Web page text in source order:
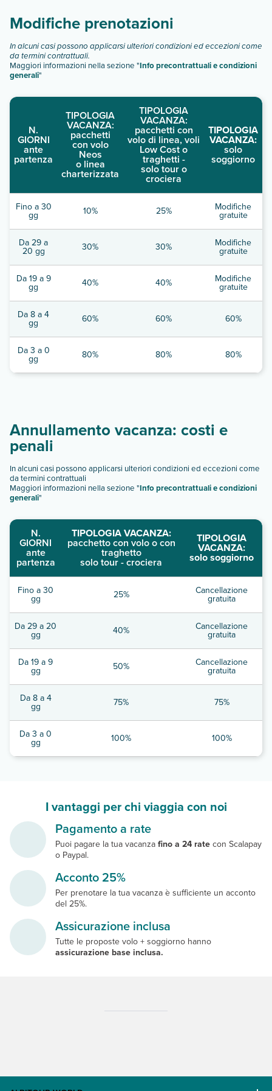
Modifiche prenotazioni
In alcuni casi possono applicarsi ulteriori condizioni ed eccezioni come
da termini contrattuali.
Maggiori informazioni nella sezione "Info precontrattuali e condizioni
generali"
N.
GIORNI
ante
partenza
TIPOLOGIA
VACANZA:
pacchetti
con volo
Neos
o linea
charterizzata
TIPOLOGIA
VACANZA:
pacchetti con
volo di linea, voli
Low Cost o
traghetti -
solo tour o
crociera
TIPOLOGIA
VACANZA:
solo
soggiorno
Fino a 30
gg 10% 25% Modifiche
gratuite
Da 29 a
20 gg 30% 30% Modifiche
gratuite
Da 19 a 9
gg 40% 40% Modifiche
gratuite
Da 8 a 4
gg 60% 60% 60%
Da 3 a 0
gg 80% 80% 80%
Annullamento vacanza: costi e
penali
In alcuni casi possono applicarsi ulteriori condizioni ed eccezioni come
da termini contrattuali
Maggiori informazioni nella sezione "Info precontrattuali e condizioni
generali"
N.
GIORNI
ante
partenza
TIPOLOGIA VACANZA:
pacchetto con volo o con
traghetto
solo tour - crociera
TIPOLOGIA
VACANZA:
solo soggiorno
Fino a 30
gg 25% Cancellazione
gratuita
Da 29 a 20
gg 40% Cancellazione
gratuita
Da 19 a 9
gg 50% Cancellazione
gratuita
Da 8 a 4
gg 75% 75%
Da 3 a 0
gg 100% 100%
I vantaggi per chi viaggia con noi
Pagamento a rate
Puoi pagare la tua vacanzafino a 24 ratecon Scalapay
o Paypal.
Acconto 25%
Per prenotare la tua vacanza è sufficiente un acconto
del 25%.
Assicurazione inclusa
Tutte le proposte volo + soggiorno hanno
assicurazione base inclusa.